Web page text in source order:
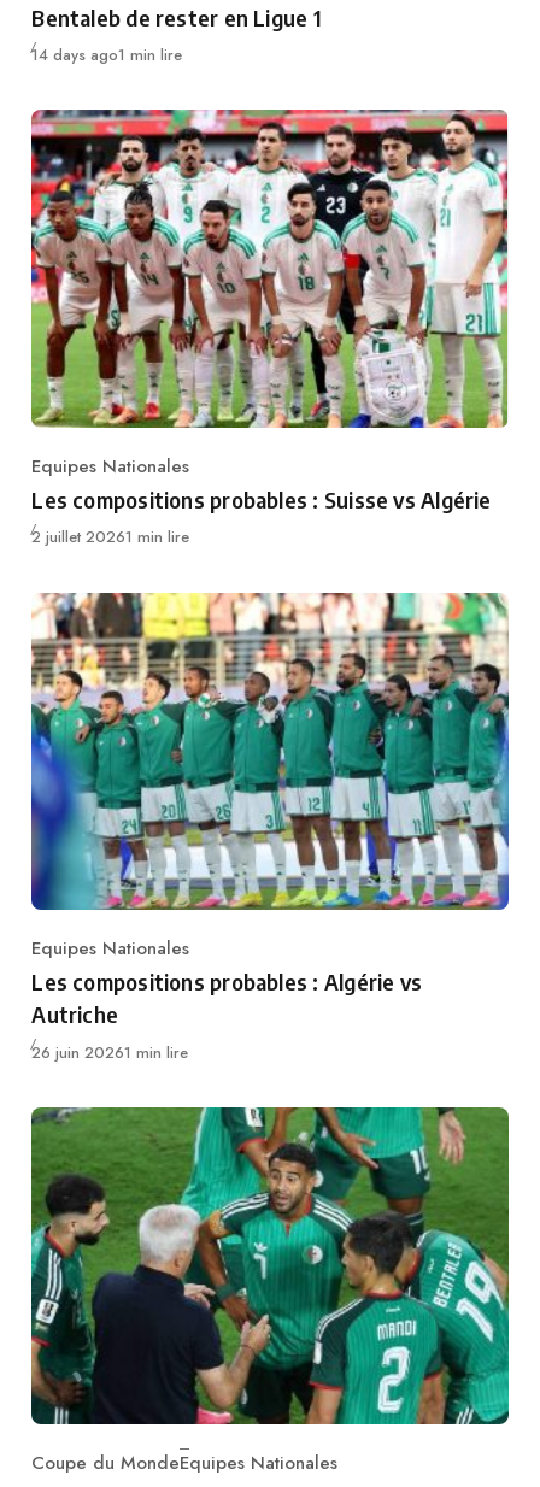
Bentaleb de rester en Ligue 1
Publié
14 days ago1 min lire
Category
Equipes Nationales
Les compositions probables : Suisse vs Algérie
Publié
2 juillet 20261 min lire
Category
Equipes Nationales
Les compositions probables : Algérie vs
Autriche
Publié
26 juin 20261 min lire
Category
Coupe du MondeEquipes Nationales